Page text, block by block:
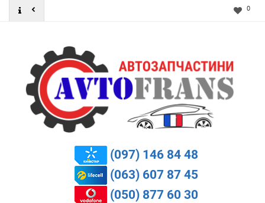
0
(097) 146 84 48
(063) 607 87 45
(050) 877 60 30